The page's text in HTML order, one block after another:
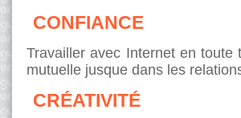
CONFIANCE
Travailler avec Internet en
mutuelle jusque dans les
CRÉATIVITÉ